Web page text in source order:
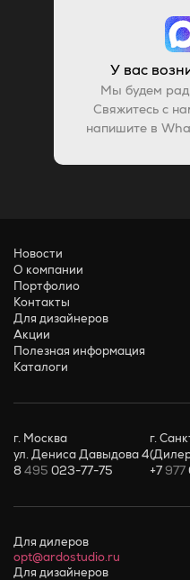
У вас
Мы будем
Свяжитесь с
напишите в
Новости
О компании
Портфолио
Контакты
Для дизайнеров
Акции
Полезная информация
Каталоги
г. Москва
ул. Дениса Давыдова 4
8495 023-77-75
г.
+7977
Для дилеров
opt@ardostudio.ru
Для дизайнеров